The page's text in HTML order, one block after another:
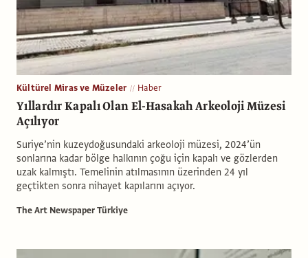
Kültürel Miras ve Müzeler Haber
Yıllardır Kapalı Olan El-Hasakah Arkeoloji Müzesi
Açılıyor
Suriye’nin kuzeydoğusundaki arkeoloji müzesi, 2024’ün
sonlarına kadar bölge halkının çoğu için kapalı ve gözlerden
uzak kalmıştı. Temelinin atılmasının üzerinden 24 yıl
geçtikten sonra nihayet kapılarını açıyor.
The Art Newspaper Türkiye